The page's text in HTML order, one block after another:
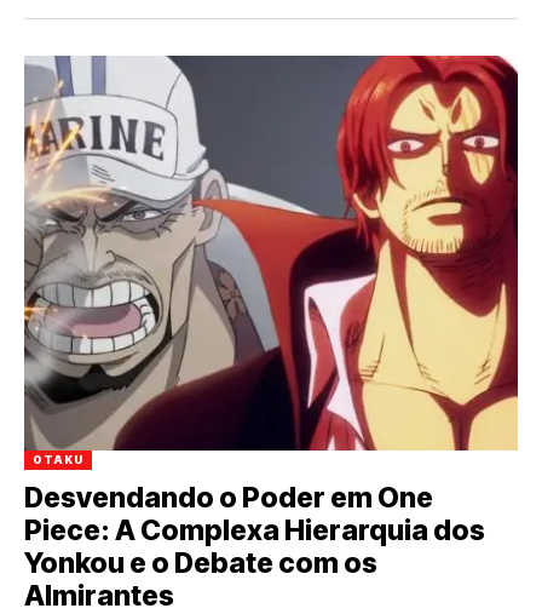
OTAKU
Desvendando o Poder em One
Piece: A Complexa Hierarquia dos
Yonkou e o Debate com os
Almirantes